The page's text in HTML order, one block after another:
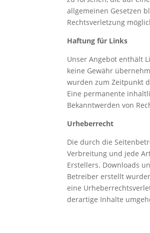
allgemeinen Gesetzen
Rechtsverletzung
Haftung für Links
Unser Angebot enthält
keine Gewähr
wurden zum Zeitpunkt
Eine permanente
Bekanntwerden von
Urheberrecht
Die durch die
Verbreitung und jede
Erstellers. Downloads
Betreiber erstellt
eine
derartige Inhalte